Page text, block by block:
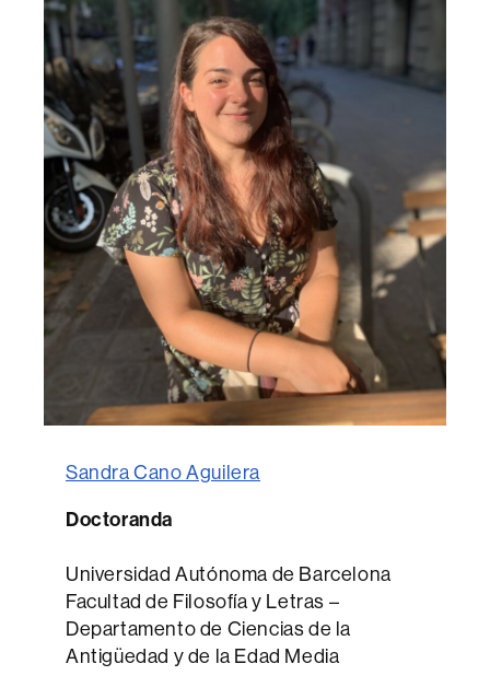
Sandra Cano Aguilera
Doctoranda
Universidad Autónoma de Barcelona
Facultad de Filosofía y Letras –
Departamento de Ciencias de la
Antigüedad y de la Edad Media